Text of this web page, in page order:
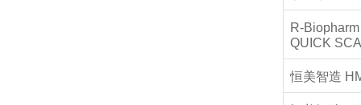
R-
QUICK
恒美智造